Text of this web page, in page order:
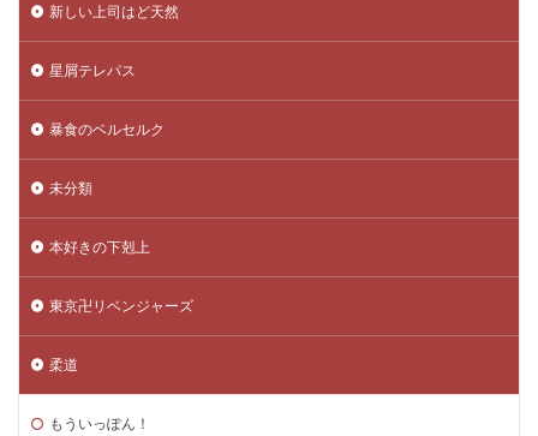
新しい上司はど天然
星屑テレパス
暴食のベルセルク
未分類
本好きの下剋上
東京卍リベンジャーズ
柔道
もういっぽん！